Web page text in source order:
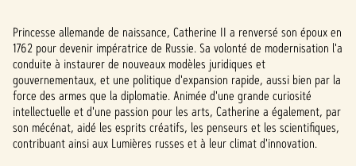
A
c
c
e
Princesse allemande de naissance, Catherine II a renversé son époux en
1762 pour devenir impératrice de Russie. Sa volonté de modernisation l'a
conduite à instaurer de nouveaux modèles juridiques et
gouvernementaux, et une politique d'expansion rapide, aussi bien par la
force des armes que la diplomatie. Animée d'une grande curiosité
intellectuelle et d'une passion pour les arts, Catherine a également, par
son mécénat, aidé les esprits créatifs, les penseurs et les scientifiques,
contribuant ainsi aux Lumières russes et à leur climat d'innovation.